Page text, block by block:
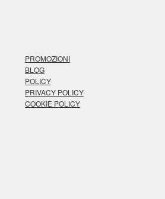
PROMOZIONI
BLOG
POLICY
PRIVACY POLICY
COOKIE POLICY